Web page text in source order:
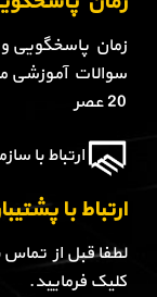
زمان پاسخگویی
20 عصر
ارتباط با
ارتباط با
لطفا قبل از
کلیک فرمایید.